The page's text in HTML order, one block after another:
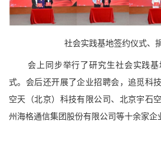
社会实践基地签约仪式、
会上同步举行了研究生社会实践
式。会后还开展了企业招聘会， 追觅科
空天（北京）科技有限公司、北京宇石
州海格通信集团股份有限公司等十余家企